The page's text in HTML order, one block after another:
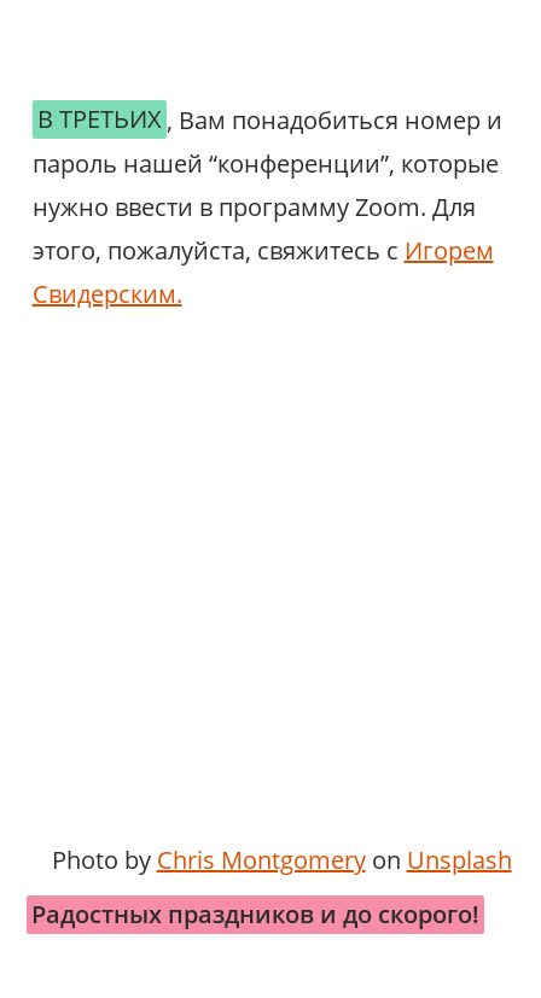
В ТРЕТЬИХ , Вам понадобиться номер и
пароль нашей “конференции”, которые
нужно ввести в прoграмму Zoom. Для
этого, пожалуйста, свяжитесь с Игорем
Свидерским.
Photo by Chris Montgomeryon Unsplash
Радостных праздников и до скорого!